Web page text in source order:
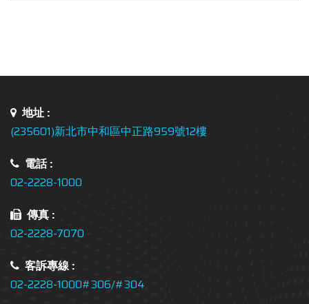
地址 :
(235601)新北市中和區中正路959號12樓
電話 :
02-2228-1000
傳真 :
02-2228-7070
客訴專線 :
02-2228-1000#306/#304